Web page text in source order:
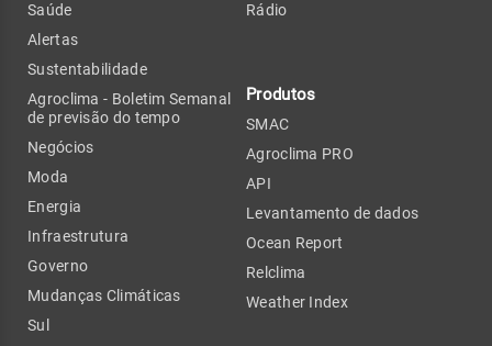
Saúde
Alertas
Sustentabilidade
Agroclima - Boletim Semanal
de previsão do tempo
Negócios
Moda
Energia
Infraestrutura
Governo
Mudanças Climáticas
Sul
Rádio
Produtos
SMAC
Agroclima PRO
API
Levantamento de dados
Ocean Report
Relclima
Weather Index